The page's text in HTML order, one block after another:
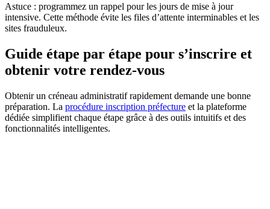
Astuce : programmez un rappel pour les jours de mise à jour
intensive. Cette méthode évite les files d’attente interminables et les
sites frauduleux.
Guide étape par étape pour s’inscrire et
obtenir votre rendez-vous
Obtenir un créneau administratif rapidement demande une bonne
préparation. La procédure inscription préfecture et la plateforme
dédiée simplifient chaque étape grâce à des outils intuitifs et des
fonctionnalités intelligentes.